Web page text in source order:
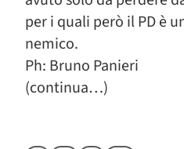
per i quali però il PD è
nemico.
Ph: Bruno Panieri
(continua…)